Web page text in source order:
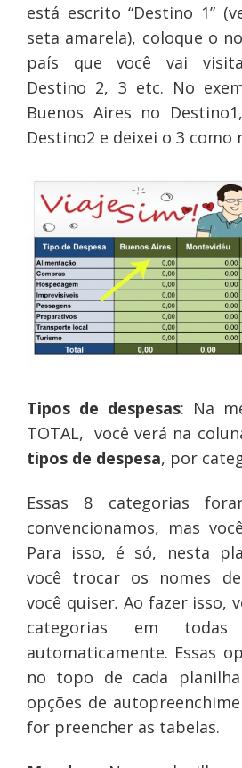
está escrito “Destino 1”
seta amarela), coloque o
país que você vai
Destino 2, 3 etc. No
Buenos Aires no
Destino2 e deixei o 3 como
Tipos de despesas: Na
TOTAL, você verá na
tipos de despesa, por
Essas 8 categorias
convencionamos, mas
Para isso, é só, nesta
você trocar os nomes
você quiser.Ao fazer isso,
categorias em
automaticamente. Essas
no topo de cada
opções de
for preencher as tabelas.